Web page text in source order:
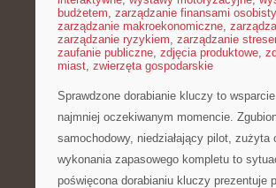
budżetem, zarządzanie finansami
zarządzanie makroekonomiczne,
zarządzanie ryzykiem, zarządzanie
zaufanie publiczne, zdjęcia produktowe,
miast, zwierzęta gospodarskie
Sprawdzone dorabianie kluczy to
najmniej oczekiwanym momencie.
samochodowy, niedziałający pilot,
wykonania zapasowego kompletu to
poświęcona dorabianiu kluczy prezentuje